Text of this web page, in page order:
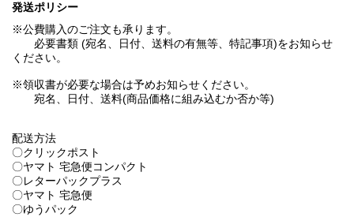
発送ポリシー
※公費購入のご注文も承ります。
必要書類 (宛名、日付、送料の有無等、特記事項)をお知らせ
ください。
※領収書が必要な場合は予めお知らせください。
宛名、日付、送料(商品価格に組み込むか否か等)
配送方法
〇クリックポスト
〇ヤマト 宅急便コンパクト
〇レターパックプラス
〇ヤマト 宅急便
〇ゆうパック